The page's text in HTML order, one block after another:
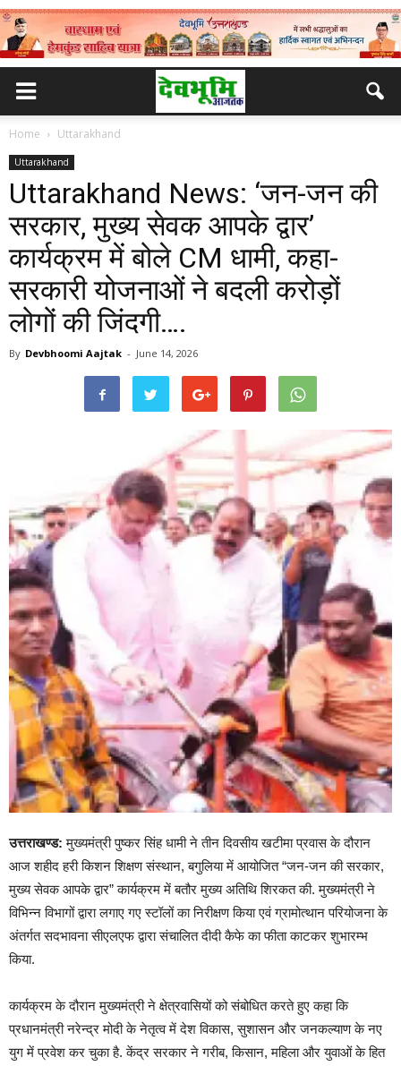
Home Uttarakhand
Uttarakhand
Uttarakhand News: ‘जन-जन की
सरकार, मुख्य सेवक आपके द्वार’
कार्यक्रम में बोले CM धामी, कहा-
सरकारी योजनाओं ने बदली करोड़ों
लोगों की जिंदगी….
By Devbhoomi Aajtak - June 14, 2026
उत्तराखण्ड:मुख्यमंत्री पुष्कर सिंह धामी ने तीन दिवसीय खटीमा प्रवास के दौरान
आज शहीद हरी किशन शिक्षण संस्थान, बगुलिया में आयोजित “जन-जन की सरकार,
मुख्य सेवक आपके द्वार” कार्यक्रम में बतौर मुख्य अतिथि शिरकत की. मुख्यमंत्री ने
विभिन्न विभागों द्वारा लगाए गए स्टॉलों का निरीक्षण किया एवं ग्रामोत्थान परियोजना के
अंतर्गत सदभावना सीएलएफ द्वारा संचालित दीदी कैफे का फीता काटकर शुभारम्भ
किया.
कार्यक्रम के दौरान मुख्यमंत्री ने क्षेत्रवासियों को संबोधित करते हुए कहा कि
प्रधानमंत्री नरेन्द्र मोदी के नेतृत्व में देश विकास, सुशासन और जनकल्याण के नए
युग में प्रवेश कर चुका है. केंद्र सरकार ने गरीब, किसान, महिला और युवाओं के हित